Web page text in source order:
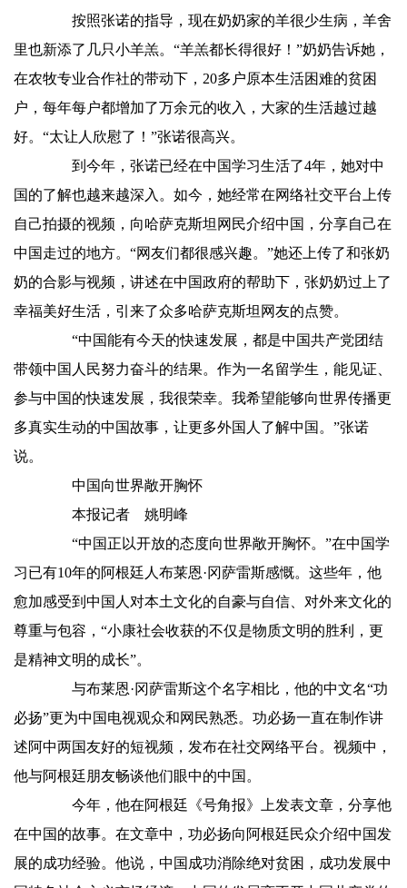
按照张诺的指导，现在奶奶家的羊很少生病，羊舍
里也新添了几只小羊羔。“羊羔都长得很好！”奶奶告诉她，
在农牧专业合作社的带动下，20多户原本生活困难的贫困
户，每年每户都增加了万余元的收入，大家的生活越过越
好。“太让人欣慰了！”张诺很高兴。
到今年，张诺已经在中国学习生活了4年，她对中
国的了解也越来越深入。如今，她经常在网络社交平台上传
自己拍摄的视频，向哈萨克斯坦网民介绍中国，分享自己在
中国走过的地方。“网友们都很感兴趣。”她还上传了和张奶
奶的合影与视频，讲述在中国政府的帮助下，张奶奶过上了
幸福美好生活，引来了众多哈萨克斯坦网友的点赞。
“中国能有今天的快速发展，都是中国共产党团结
带领中国人民努力奋斗的结果。作为一名留学生，能见证、
参与中国的快速发展，我很荣幸。我希望能够向世界传播更
多真实生动的中国故事，让更多外国人了解中国。”张诺
说。
中国向世界敞开胸怀
本报记者 姚明峰
“中国正以开放的态度向世界敞开胸怀。”在中国学
习已有10年的阿根廷人布莱恩·冈萨雷斯感慨。这些年，他
愈加感受到中国人对本土文化的自豪与自信、对外来文化的
尊重与包容，“小康社会收获的不仅是物质文明的胜利，更
是精神文明的成长”。
与布莱恩·冈萨雷斯这个名字相比，他的中文名“功
必扬”更为中国电视观众和网民熟悉。功必扬一直在制作讲
述阿中两国友好的短视频，发布在社交网络平台。视频中，
他与阿根廷朋友畅谈他们眼中的中国。
今年，他在阿根廷《号角报》上发表文章，分享他
在中国的故事。在文章中，功必扬向阿根廷民众介绍中国发
展的成功经验。他说，中国成功消除绝对贫困，成功发展中